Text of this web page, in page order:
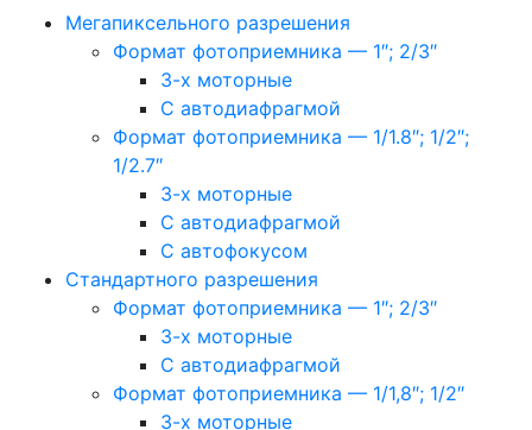
Мегапиксельного разрешения
Формат фотоприемника — 1″; 2/3″
3-х моторные
С автодиафрагмой
Формат фотоприемника — 1/1.8″; 1/2″;
1/2.7″
3-х моторные
С автодиафрагмой
С автофокусом
Стандартного разрешения
Формат фотоприемника — 1″; 2/3″
3-х моторные
С автодиафрагмой
Формат фотоприемника — 1/1,8″; 1/2″
3-х моторные